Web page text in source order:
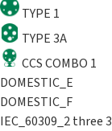
TYPE 1
TYPE 3A
CCS COMBO 1
DOMESTIC_E
DOMESTIC_F
IEC_60309_2 three